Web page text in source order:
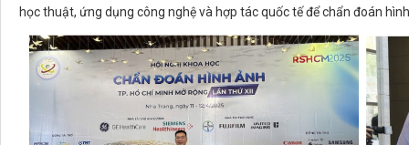
học thuật, ứng dụng công nghệ và hợp tác quốc tế để chẩn đoán